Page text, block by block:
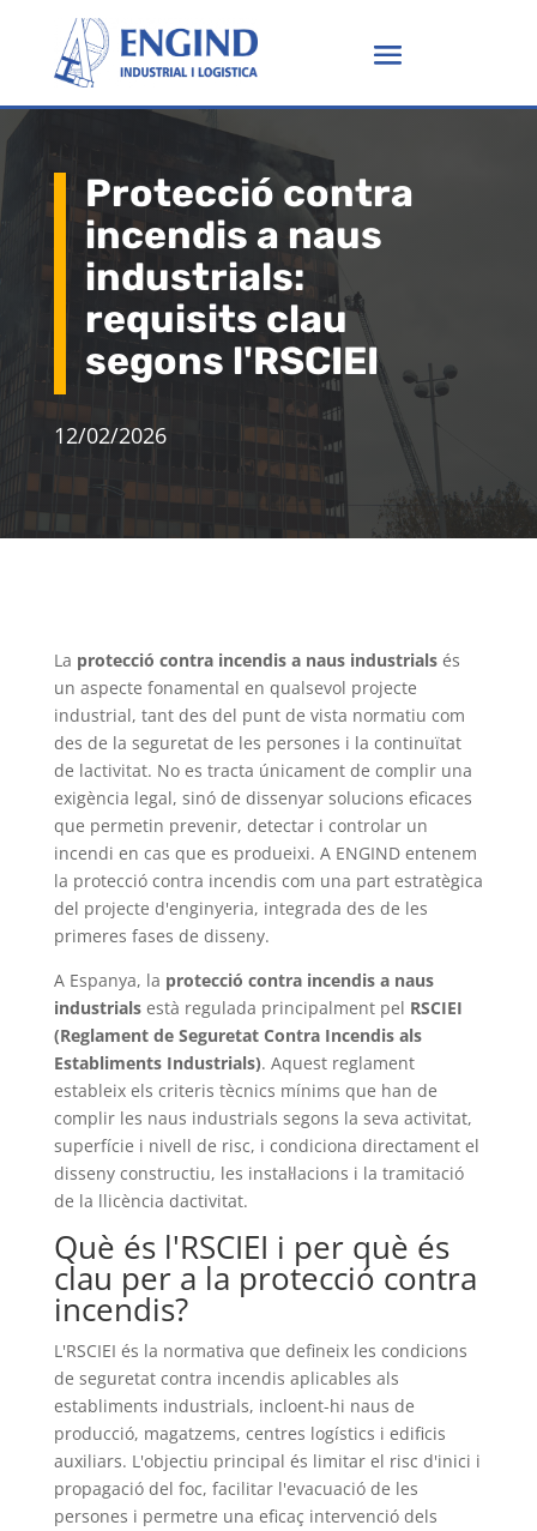
Protecció contra
incendis a naus
industrials:
requisits clau
segons l'RSCIEI
12/02/2026
La protecció contra incendis a naus industrialsés
un aspecte fonamental en qualsevol projecte
industrial, tant des del punt de vista normatiu com
des de la seguretat de les persones i la continuïtat
de lactivitat. No es tracta únicament de complir una
exigència legal, sinó de dissenyar solucions eficaces
que permetin prevenir, detectar i controlar un
incendi en cas que es produeixi. A ENGIND entenem
la protecció contra incendis com una part estratègica
del projecte d'enginyeria, integrada des de les
primeres fases de disseny.
A Espanya, la protecció contra incendis a naus
industrialsestà regulada principalment pel RSCIEI
(Reglament de Seguretat Contra Incendis als
Establiments Industrials). Aquest reglament
estableix els criteris tècnics mínims que han de
complir les naus industrials segons la seva activitat,
superfície i nivell de risc, i condiciona directament el
disseny constructiu, les instal·lacions i la tramitació
de la llicència dactivitat.
Què és l'RSCIEI i per què és
clau per a la protecció contra
incendis?
L'RSCIEI és la normativa que defineix les condicions
de seguretat contra incendis aplicables als
establiments industrials, incloent-hi naus de
producció, magatzems, centres logístics i edificis
auxiliars. L'objectiu principal és limitar el risc d'inici i
propagació del foc, facilitar l'evacuació de les
persones i permetre una eficaç intervenció dels